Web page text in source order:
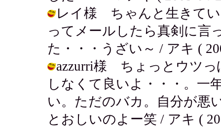
レイ様 ちゃんと生きてい
ってメールしたら真剣に言
た・・・うざい～ / アキ (
azzurri様 ちょっとウツっ
しなくて良いよ・・・。一
い。ただのバカ。自分が悪
とおしいのよー笑 / アキ (